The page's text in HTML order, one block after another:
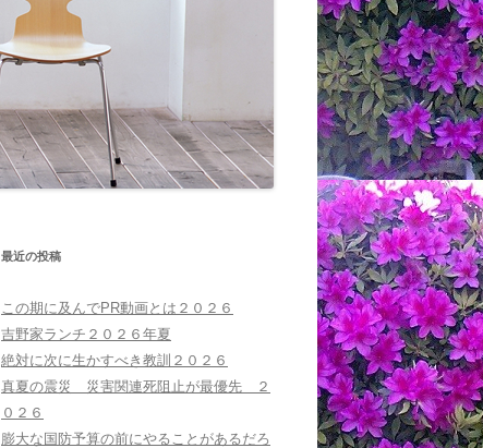
最近の投稿
この期に及んでPR動画とは２０２６
吉野家ランチ２０２６年夏
絶対に次に生かすべき教訓２０２６
真夏の震災 災害関連死阻止が最優先 ２
０２６
膨大な国防予算の前にやることがあるだろ